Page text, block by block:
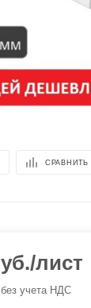
СРАВНИТЬ
/лист
учета НДС